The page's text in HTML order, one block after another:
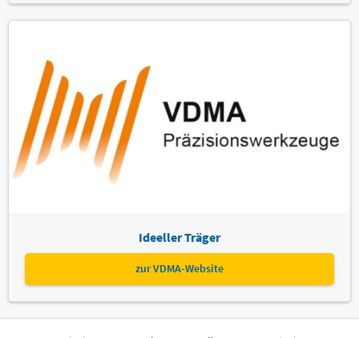
Ideeller Träger
zur VDMA-Website